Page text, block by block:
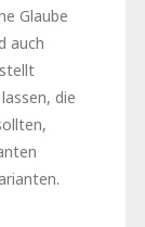
Glaube
auch
die